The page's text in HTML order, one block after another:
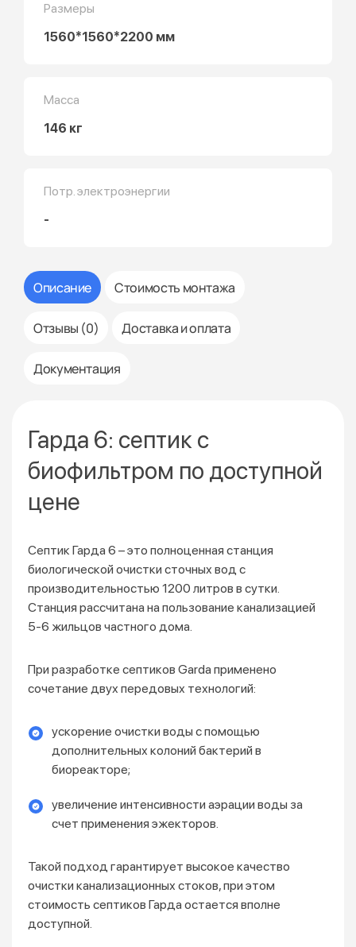
Размеры
1560*1560*2200 мм
Масса
146 кг
Потр. электроэнергии
-
Описание Стоимость монтажа
Отзывы (0) Доставка и оплата
Документация
Гарда 6: септик с
биофильтром по доступной
цене
Септик Гарда 6 – это полноценная станция
биологической очистки сточных вод с
производительностью 1200 литров в сутки.
Станция рассчитана на пользование канализацией
5-6 жильцов частного дома.
При разработке септиков Garda применено
сочетание двух передовых технологий:
ускорение очистки воды с помощью
дополнительных колоний бактерий в
биореакторе;
увеличение интенсивности аэрации воды за
счет применения эжекторов.
Такой подход гарантирует высокое качество
очистки канализационных стоков, при этом
стоимость септиков Гарда остается вполне
доступной.